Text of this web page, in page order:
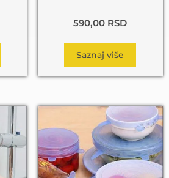
590,00 RSD
Saznaj više